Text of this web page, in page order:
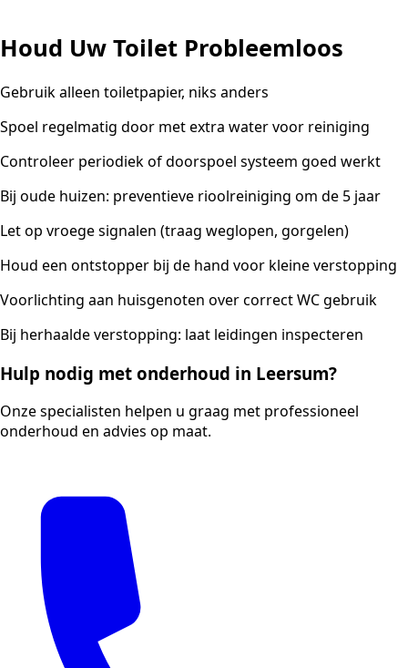
Houd Uw Toilet Probleemloos
Gebruik alleen toiletpapier, niks anders
Spoel regelmatig door met extra water voor reiniging
Controleer periodiek of doorspoel systeem goed werkt
Bij oude huizen: preventieve rioolreiniging om de 5 jaar
Let op vroege signalen (traag weglopen, gorgelen)
Houd een ontstopper bij de hand voor kleine verstopping
Voorlichting aan huisgenoten over correct WC gebruik
Bij herhaalde verstopping: laat leidingen inspecteren
Hulp nodig met onderhoud in Leersum?
Onze specialisten helpen u graag met professioneel
onderhoud en advies op maat.